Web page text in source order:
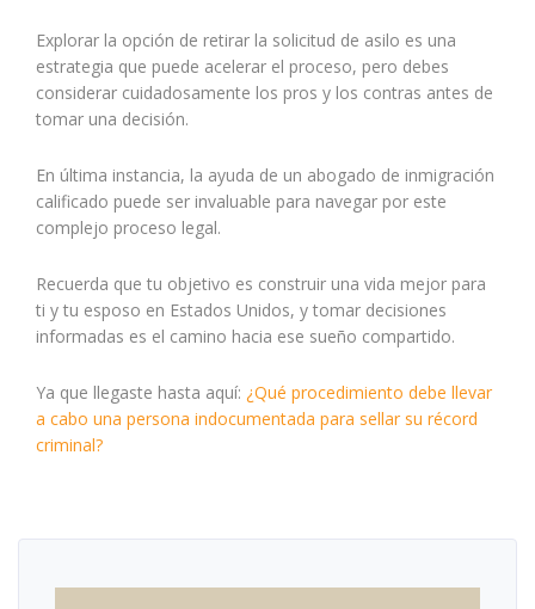
Explorar la opción de retirar la solicitud de asilo es una
estrategia que puede acelerar el proceso, pero debes
considerar cuidadosamente los pros y los contras antes de
tomar una decisión.
En última instancia, la ayuda de un abogado de inmigración
calificado puede ser invaluable para navegar por este
complejo proceso legal.
Recuerda que tu objetivo es construir una vida mejor para
ti y tu esposo en Estados Unidos, y tomar decisiones
informadas es el camino hacia ese sueño compartido.
Ya que llegaste hasta aquí: ¿Qué procedimiento debe llevar
a cabo una persona indocumentada para sellar su récord
criminal?